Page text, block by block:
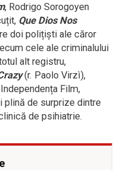
, Rodrigo Sorogoyen
Que Dios Nos
doi polițiști ale căror
cele ale criminalului
alt registru,
(r. Paolo Virzì),
Film,
plină de surprize dintre
de psihiatrie.